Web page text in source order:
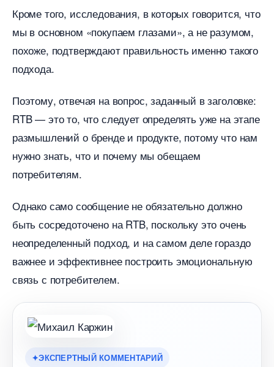
Кроме того, исследования, в которых говорится, что
мы в основном «покупаем глазами», а не разумом,
похоже, подтверждают правильность именно такого
подхода.
Поэтому, отвечая на вопрос, заданный в заголовке:
RTB — это то, что следует определять уже на этапе
размышлений о бренде и продукте, потому что нам
нужно знать, что и почему мы обещаем
потребителям.
Однако само сообщение не обязательно должно
ыть сосредоточено на RTB, поскольку это очень
неопределенный подход, и на самом деле гораздо
ажнее и эффективнее построить эмоциональную
связь с потребителем.
ЭКСПЕРТНЫЙ КОММЕНТАРИЙ